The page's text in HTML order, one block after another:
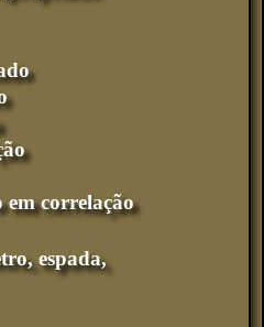
correlação
espada,